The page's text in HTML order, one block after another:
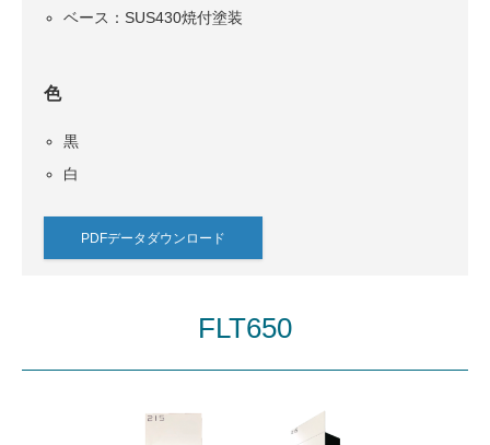
ベース：SUS430焼付塗装
色
黒
白
PDFデータダウンロード
FLT650